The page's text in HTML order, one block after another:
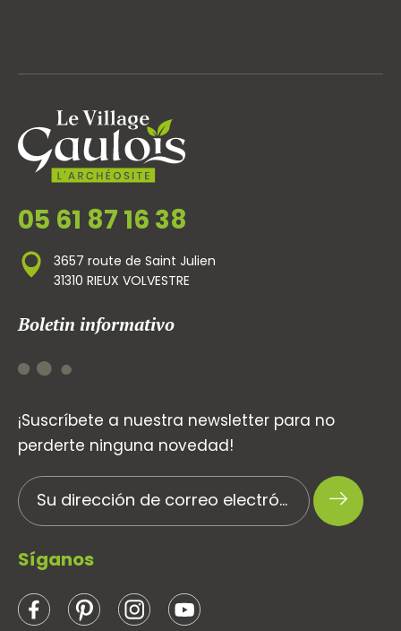
05 61 87 16 38
3657 route de Saint Julien
31310 RIEUX VOLVESTRE
Boletin informativo
¡Suscríbete a nuestra newsletter para no
perderte ninguna novedad!
Síganos